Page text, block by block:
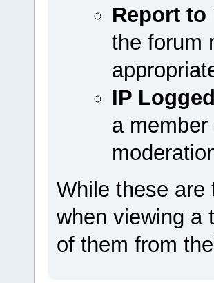
Report to
the forum
IP Logged
a
While these are
when viewing a
of them from